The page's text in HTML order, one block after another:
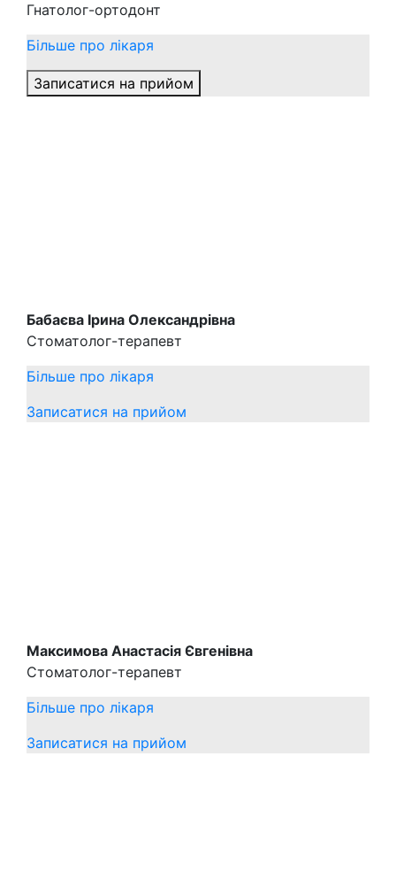
Гнатолог-ортодонт
Більше про лікаря
Записатися на прийом
Бабаєва Ірина Олександрівна
Стоматолог-терапевт
Більше про лікаря
Записатися на прийом
Максимова Анастасія Євгенівна
Стоматолог-терапевт
Більше про лікаря
Записатися на прийом